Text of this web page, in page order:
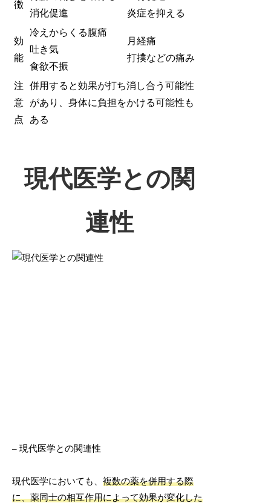
徴
消化促進
炎症を抑える
効
能
冷えからくる腹痛
吐き気
食欲不振
月経痛
打撲などの痛み
注
意
点
併用すると効果が打ち消し合う可能性
があり、身体に負担をかける可能性も
ある
現代医学との関
連性
– 現代医学との関連性
現代医学においても、複数の薬を併用する際
に、薬同士の相互作用によって効果が変化した